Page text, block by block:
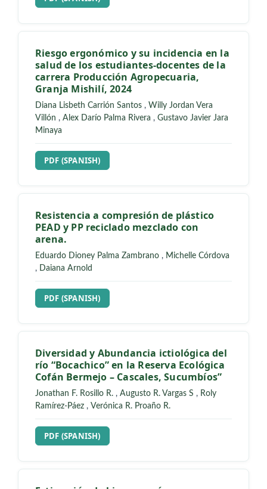
Riesgo ergonómico y su incidencia en la
salud de los estudiantes-docentes de la
carrera Producción Agropecuaria,
Granja Mishilí, 2024
Diana Lisbeth Carrión Santos , Willy Jordan Vera
Villón , Alex Darío Palma Rivera , Gustavo Javier Jara
Minaya
REQUIRES SUBSCRIPTION
PDF (SPANISH)
Resistencia a compresión de plástico
PEAD y PP reciclado mezclado con
arena.
Eduardo Dioney Palma Zambrano , Michelle Córdova
, Daiana Arnold
REQUIRES SUBSCRIPTION
PDF (SPANISH)
Diversidad y Abundancia ictiológica del
río “Bocachico” en la Reserva Ecológica
Cofán Bermejo – Cascales, Sucumbíos”
Jonathan F. Rosillo R. , Augusto R. Vargas S , Roly
Ramírez-Páez , Verónica R. Proaño R.
REQUIRES SUBSCRIPTION
PDF (SPANISH)